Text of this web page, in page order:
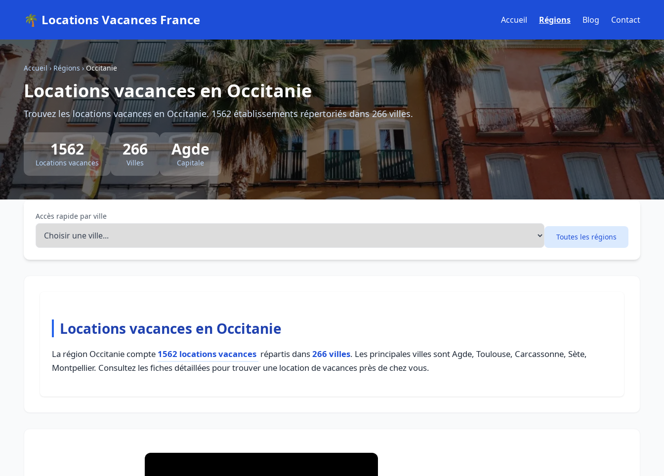
🌴 Locations Vacances France Accueil Régions Blog Contact
Accueil› Régions › Occitanie
Locations vacances en Occitanie
Trouvez les locations vacances en Occitanie. 1562 établissements répertoriés dans 266 villes.
1562
Locations vacances
266
Villes
Agde
Capitale
Accès rapide par ville
Toutes les régions
Locations vacances en Occitanie
La région Occitanie compte 1562 locations vacances répartis dans266 villes. Les principales villes sont Agde, Toulouse, Carcassonne, Sète,
Montpellier. Consultez les fiches détaillées pour trouver une location de vacances près de chez vous.